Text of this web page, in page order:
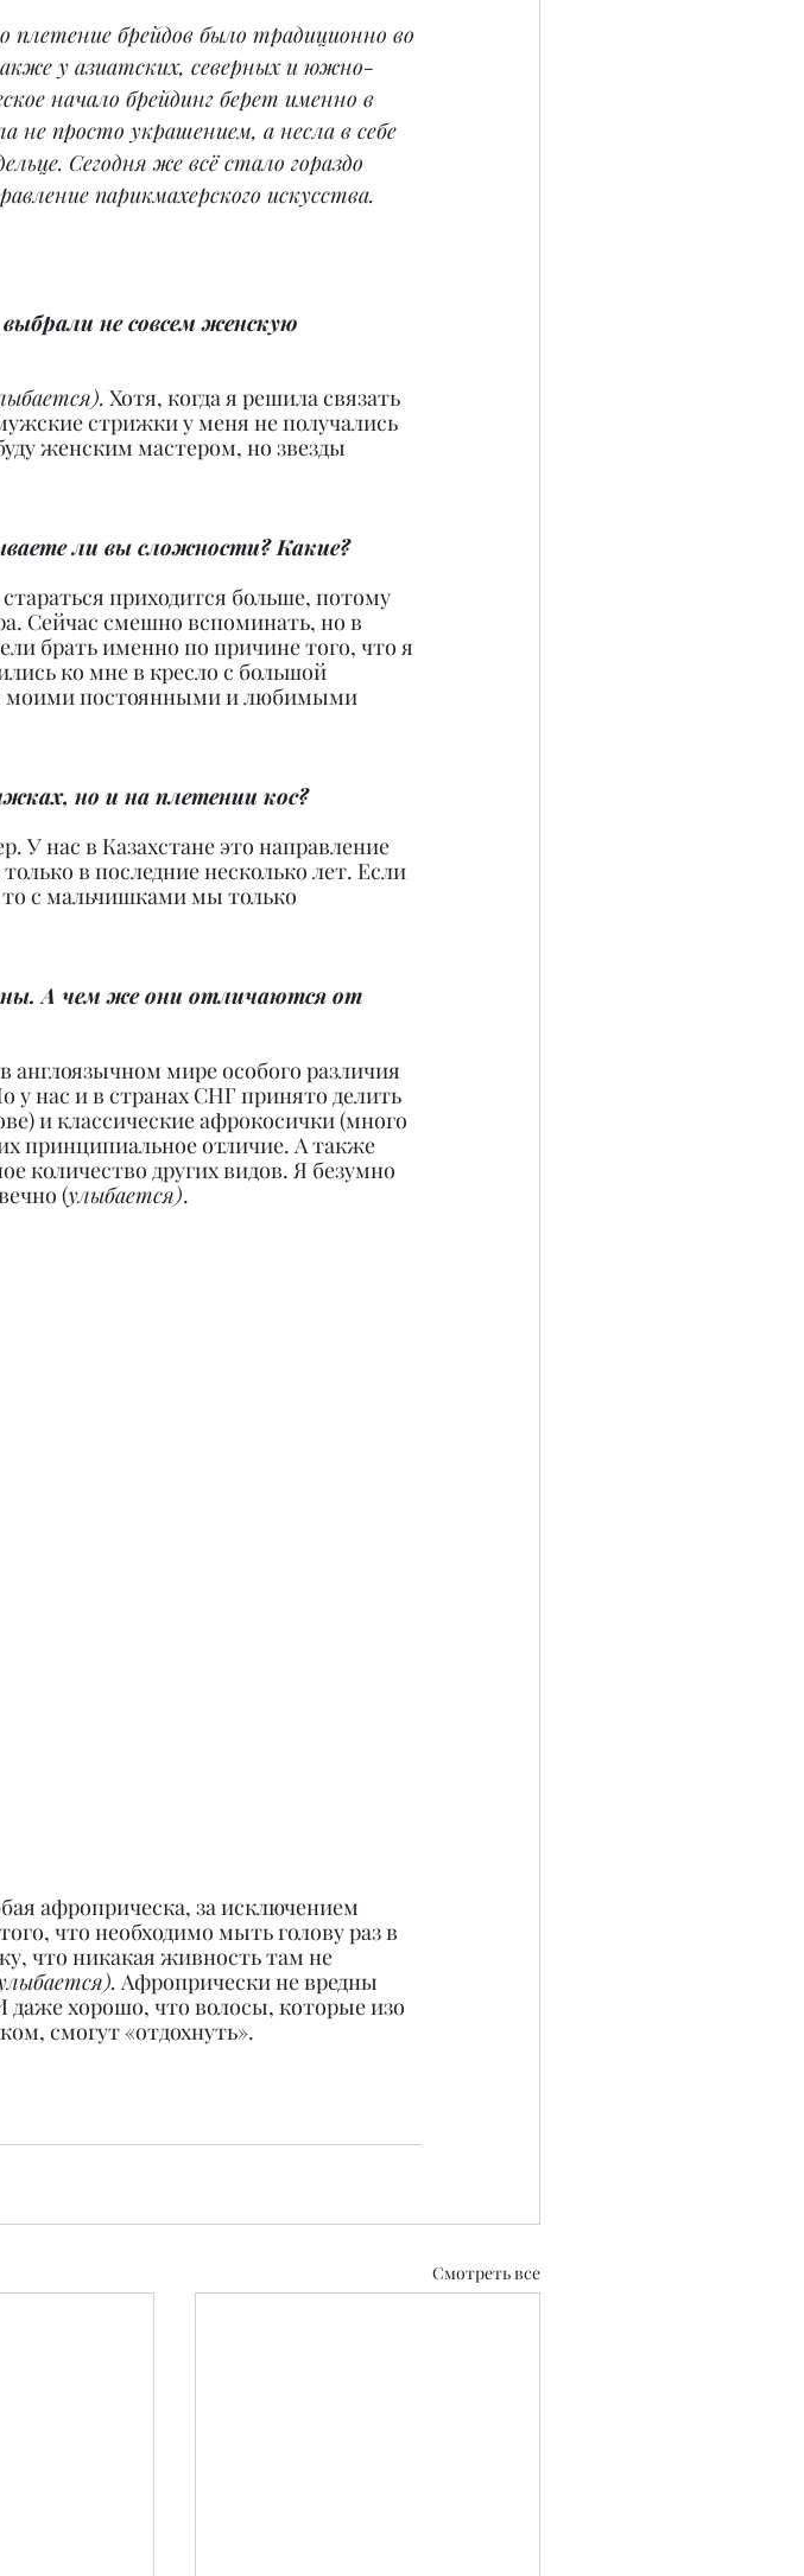
брейдов было традиционно во
у азиатских, северных и южно-
начало брейдинг берет именно в
не просто украшением, а несла в себе
Сегодня же всё стало гораздо
парикмахерского искусства.
не совсем женскую
Хотя, когда я решила связать
стрижки у меня не получались
женским мастером, но звезды
ли вы сложности? Какие?
приходится больше, потому
Сейчас смешно вспоминать, но в
брать именно по причине того, что я
ко мне в кресло с большой
моими постоянными и любимыми
но и на плетении кос?
У нас в Казахстане это направление
в последние несколько лет. Если
с мальчишками мы только
А чем же они отличаются от
англоязычном мире особого различия
у нас и в странах СНГ принято делить
и классические афрокосички (много
принципиальное отличие. А также
количество других видов. Я безумно
(улыбается).
афроприческа, за исключением
что необходимо мыть голову раз в
что никакая живность там не
Афропрически не вредны
даже хорошо, что волосы, которые изо
смогут «отдохнуть».
Смотреть все